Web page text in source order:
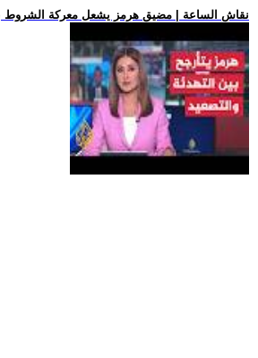
.. نقاش الساعة | مضيق هرمز يشعل معركة